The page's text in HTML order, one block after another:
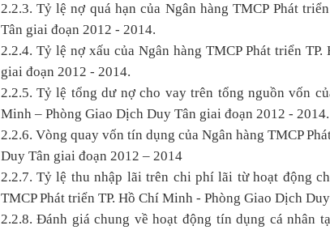
2.2.3. Tỷ lệ nợ quá hạn của Ngân hàng TMCP Phát
Tân giai đoạn 2012 - 2014.
2.2.4. Tỷ lệ nợ xấu của Ngân hàng TMCP Phát triển
giai đoạn 2012 - 2014.
2.2.5. Tỷ lệ tổng dư nợ cho vay trên tổng nguồn vốn
Minh – Phòng Giao Dịch Duy Tân giai đoạn 2012 - 2014.
2.2.6. Vòng quay vốn tín dụng của Ngân hàng TMCP
Duy Tân giai đoạn 2012 – 2014
2.2.7. Tỷ lệ thu nhập lãi trên chi phí lãi từ hoạt động
TMCP Phát triển TP. Hồ Chí Minh - Phòng Giao Dịch
2.2.8. Đánh giá chung về hoạt động tín dụng cá nhân